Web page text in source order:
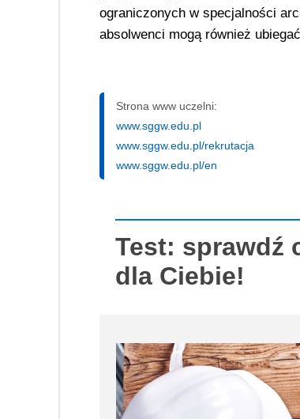
ograniczonych w specjalności
absolwenci mogą również
Strona www uczelni:
www.sggw.edu.pl
www.sggw.edu.pl/rekrutacja
www.sggw.edu.pl/en
Test: sprawdź
dla Ciebie!